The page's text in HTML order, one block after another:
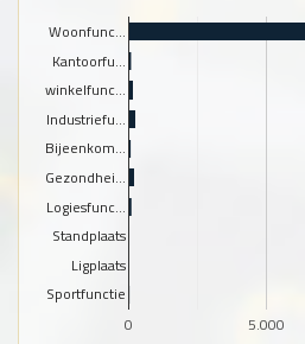
0 5.000
Woonfunc…
Kantoorfu…
winkelfunc…
Industriefu…
Bijeenkom…
Gezondhei…
Logiesfunc…
Standplaats
Ligplaats
Sportfunctie